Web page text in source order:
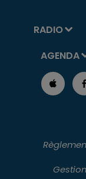
RADIO
AGENDA